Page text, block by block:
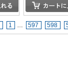
1 … 597 598